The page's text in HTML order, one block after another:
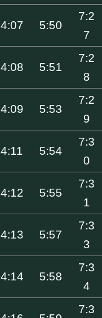
4:07 5:50
7:2
7
4:08 5:51
7:2
8
4:09 5:53
7:2
9
4:11 5:54
7:3
0
4:12 5:55
7:3
1
4:13 5:57
7:3
3
4:14 5:58
7:3
4
7:3